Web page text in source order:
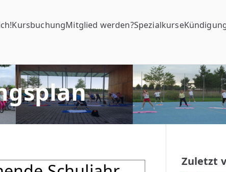
KursbuchungMitglied werden?Spezialkurse
Zuletzt